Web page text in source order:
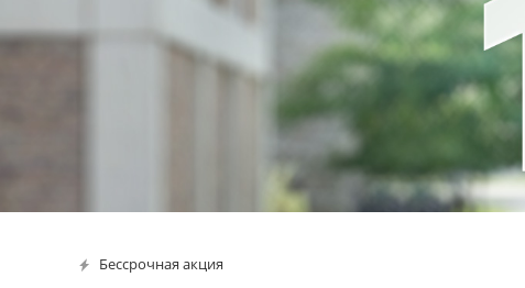
Бессрочная акция